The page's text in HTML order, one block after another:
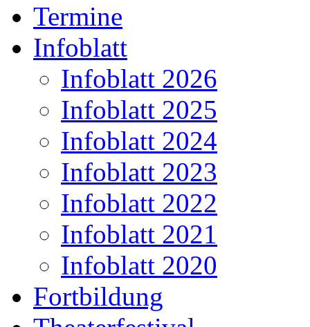
Termine
Infoblatt
Infoblatt 2026
Infoblatt 2025
Infoblatt 2024
Infoblatt 2023
Infoblatt 2022
Infoblatt 2021
Infoblatt 2020
Fortbildung